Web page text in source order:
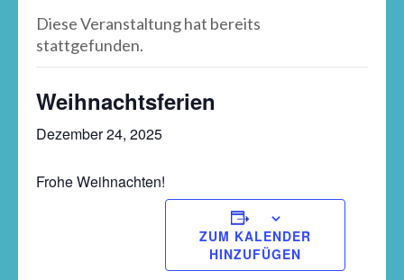
Diese Veranstaltung hat bereits
stattgefunden.
Weihnachtsferien
Dezember 24, 2025
Frohe Weihnachten!
ZUM KALENDER
HINZUFÜGEN